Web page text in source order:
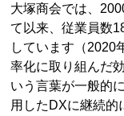
大塚商会では、
て以来、従業員数
しています（2020
率化に取り組んだ
いう言葉が一般的
用したDXに継続的